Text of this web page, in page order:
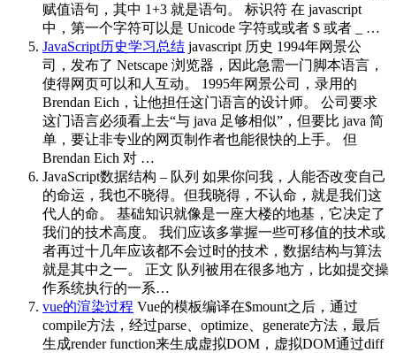
赋值语句，其中 1+3 就是语句。 标识符 在 javascript
中，第一个字符可以是 Unicode 字符或或者 $ 或者 _ …
JavaScript历史学习总结 javascript 历史 1994年网景公
司，发布了 Netscape 浏览器，因此急需一门脚本语言，
使得网页可以和人互动。 1995年网景公司，录用的
Brendan Eich，让他担任这门语言的设计师。 公司要求
这门语言必须看上去“与 java 足够相似”，但要比 java 简
单，要让非专业的网页制作者也能很快的上手。 但
Brendan Eich 对 …
JavaScript数据结构 – 队列 如果你问我，人能否改变自己
的命运，我也不晓得。但我晓得，不认命，就是我们这
代人的命。 基础知识就像是一座大楼的地基，它决定了
我们的技术高度。 我们应该多掌握一些可移值的技术或
者再过十几年应该都不会过时的技术，数据结构与算法
就是其中之一。 正文 队列被用在很多地方，比如提交操
作系统执行的一系…
vue的渲染过程 Vue的模板编译在$mount之后，通过
compile方法，经过parse、optimize、generate方法，最后
生成render function来生成虚拟DOM，虚拟DOM通过diff